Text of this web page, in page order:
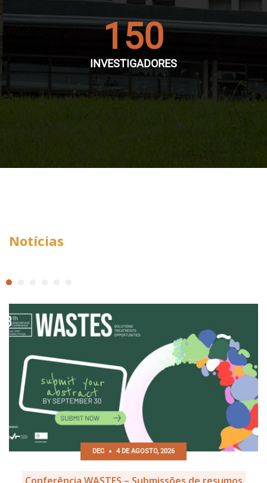
150
INVESTIGADORES
Notícias
DEC 4 DE AGOSTO, 2026
Conferência WASTES – Submissões de resumos